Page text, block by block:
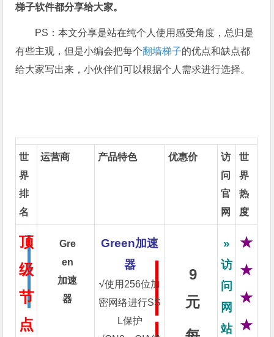
梯子软件都分享给大家。
PS：本文分享是站在纯个人使用感受角度，总归是
有些主观，但是小编会把每个翻墙梯子的优点和缺点都
给大家写出来，小伙伴们可以根据个人需求进行选择。
世
界
排
名
运营商 产品特色 优惠价
访
问
官
网
世
界
热
度
顶
级
节
点
Gre
en
加速
器
Green加速
器
√使用256位加
密网络进行SS
L保护
9
元
»
访
问
网
站
★
★
★
★